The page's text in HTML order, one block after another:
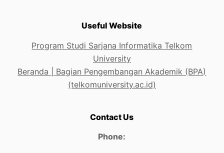
Useful Website
Program Studi Sarjana Informatika Telkom
University
Beranda | Bagian Pengembangan Akademik (BPA)
(telkomuniversity.ac.id)
Contact Us
Phone: